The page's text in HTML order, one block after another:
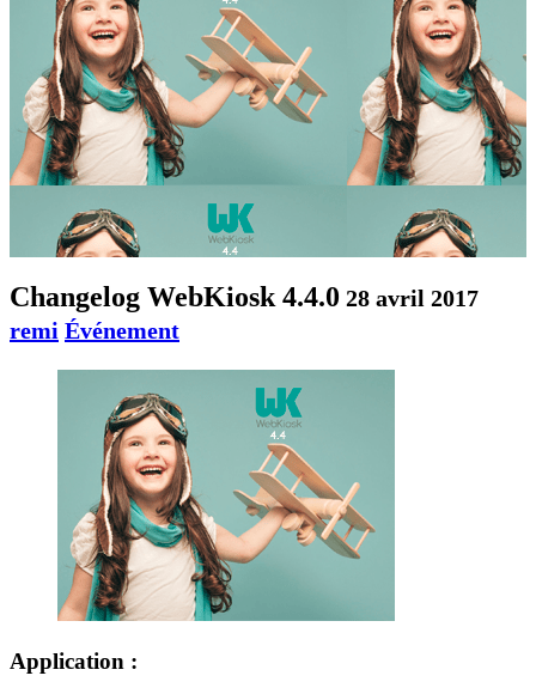
Changelog WebKiosk 4.4.0 28 avril 2017
remi Événement
Application :